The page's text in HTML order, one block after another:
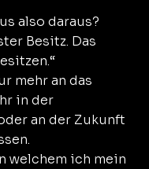
also daraus?
Besitz. Das
mehr an das
in der
an der Zukunft
welchem ich mein